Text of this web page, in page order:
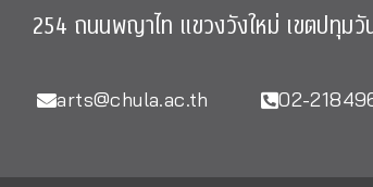
254 ถนนพญาไท แขวงวังใหม่ เขตปทุมวั
arts@chula.ac.th 02-